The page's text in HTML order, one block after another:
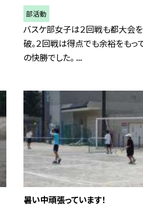
部活動
バスケ部女子は２回戦も都大会
破。２回戦は得点でも余裕をもっ
の快勝でした。 ...
暑い中頑張っています！